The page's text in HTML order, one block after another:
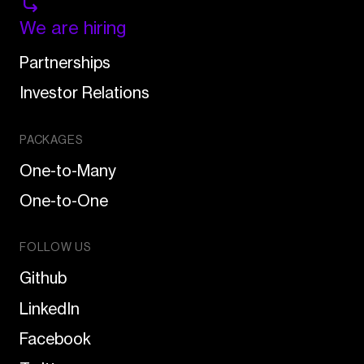
We are hiring
Partnerships
Investor Relations
PACKAGES
One-to-Many
One-to-One
FOLLOW US
Github
LinkedIn
Facebook